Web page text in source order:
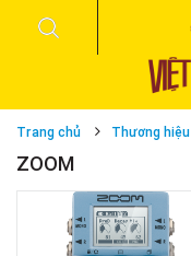
Trang chủ Thương hiệu
ZOOM